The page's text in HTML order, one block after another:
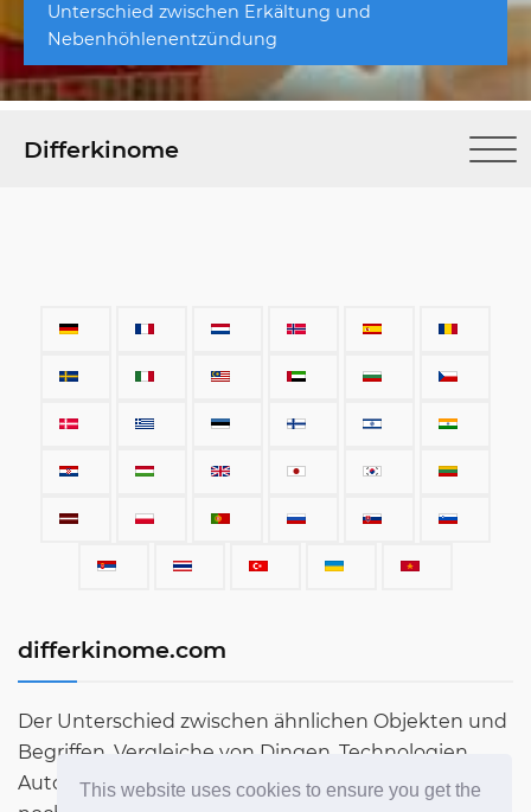
This website uses cookies to ensure you get the
Unterschied zwischen Erkältung und
Nebenhöhlenentzündung
Differkinome
differkinome.com
Der Unterschied zwischen ähnlichen Objekten und
Begriffen. Vergleiche von Dingen, Technologien,
Autos, Begriffen, Menschen und allem, was sonst